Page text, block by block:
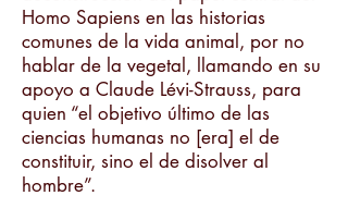
Homo Sapiens en las historias
comunes de la vida animal, por no
hablar de la vegetal, llamando en su
apoyo a Claude Lévi-Strauss, para
quien “el objetivo último de las
ciencias humanas no [era] el de
constituir, sino el de disolver al
hombre”.